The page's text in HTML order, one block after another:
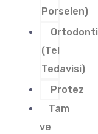
Porselen)
Ortodonti
(Tel
Tedavisi)
Protez
Tam
ve